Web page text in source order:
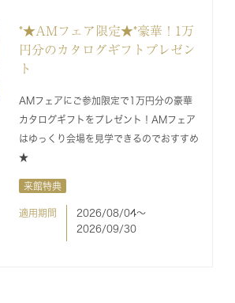
*★AMフェア限定★*豪華！1万
円分のカタログギフトプレゼン
ト
AMフェアにご参加限定で1万円分の豪華
カタログギフトをプレゼント！AMフェア
はゆっくり会場を見学できるのでおすすめ
★
来館特典
適用期間
2026/08/04〜
2026/09/30